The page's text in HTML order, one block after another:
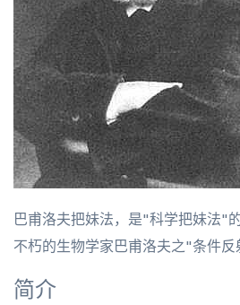
巴甫洛夫把妹法，是"科学把妹法"
不朽的生物学家巴甫洛夫之"条件反
简介